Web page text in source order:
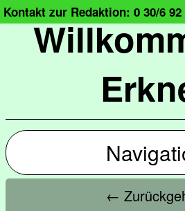
Kontakt zur Redaktion: 0 30/6 92
←